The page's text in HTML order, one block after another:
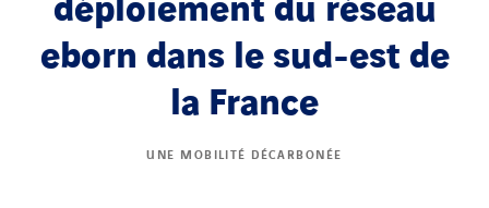
eborn dans le sud-est de
la France
UNE MOBILITÉ DÉCARBONÉE